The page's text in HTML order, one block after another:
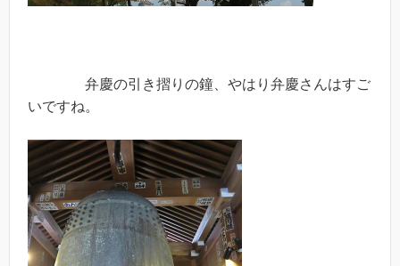
弁慶の引き摺りの鐘、やはり弁慶さんはすご
いですね。